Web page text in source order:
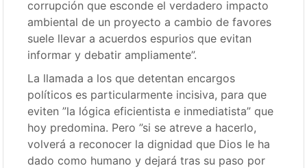
corrupción que esconde el verdadero impacto
ambiental de un proyecto a cambio de favores
suele llevar a acuerdos espurios que evitan
informar y debatir ampliamente”.
La llamada a los que detentan encargos
políticos es particularmente incisiva, para que
eviten ”la lógica eficientista e inmediatista” que
hoy predomina. Pero ”si se atreve a hacerlo,
volverá a reconocer la dignidad que Dios le ha
dado como humano y dejará tras su paso por